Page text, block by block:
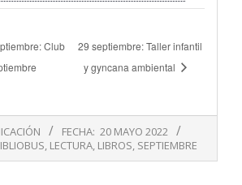
Club
29 septiembre: Taller infantil
y gyncana ambiental
FECHA: 20 MAYO 2022
LECTURA, LIBROS SEPTIEMBRE